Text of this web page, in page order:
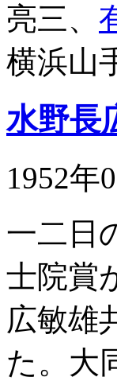
亮三、
横浜山
水野長
1952年
一二日
士院賞
広敏雄
た。大